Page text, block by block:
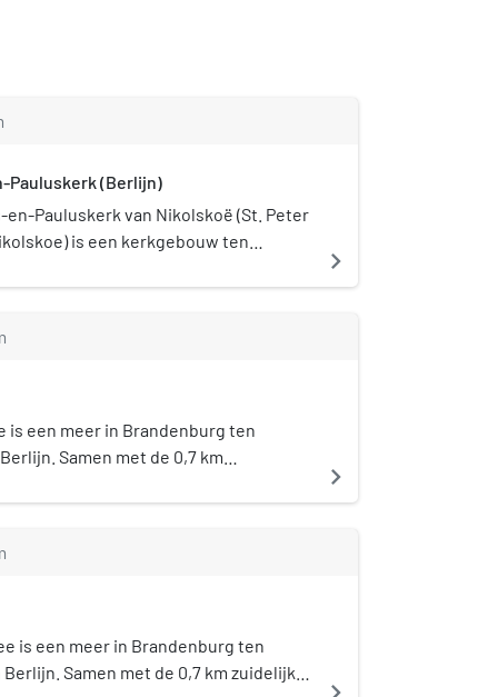
Pauluskerk (Berlijn)
en-Pauluskerk van Nikolskoë (St. Peter
is een kerkgebouw ten
Berg. De geloofsgemeenschap van
schlesische Oberlausitz.
navigate_next
is een meer in Brandenburg ten
Samen met de 0,7 km
Heiliger See in Potsdam vormt het
navigate_next
is een meer in Brandenburg ten
Samen met de 0,7 km zuidelijker